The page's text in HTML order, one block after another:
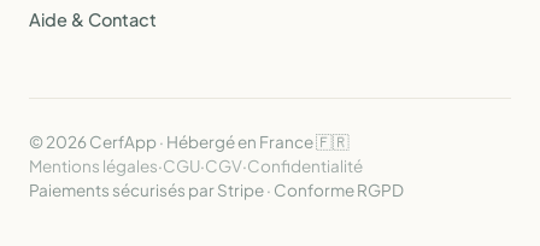
Aide & Contact
© 2026 CerfApp · Hébergé en France 🇫🇷
Mentions légales·CGU·CGV·Confidentialité
Paiements sécurisés par Stripe · Conforme RGPD